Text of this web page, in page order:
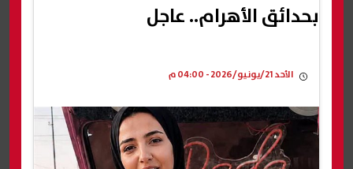
بحدائق الأهرام.. عاجل
الأحد 21/يونيو/2026 - 04:00 م